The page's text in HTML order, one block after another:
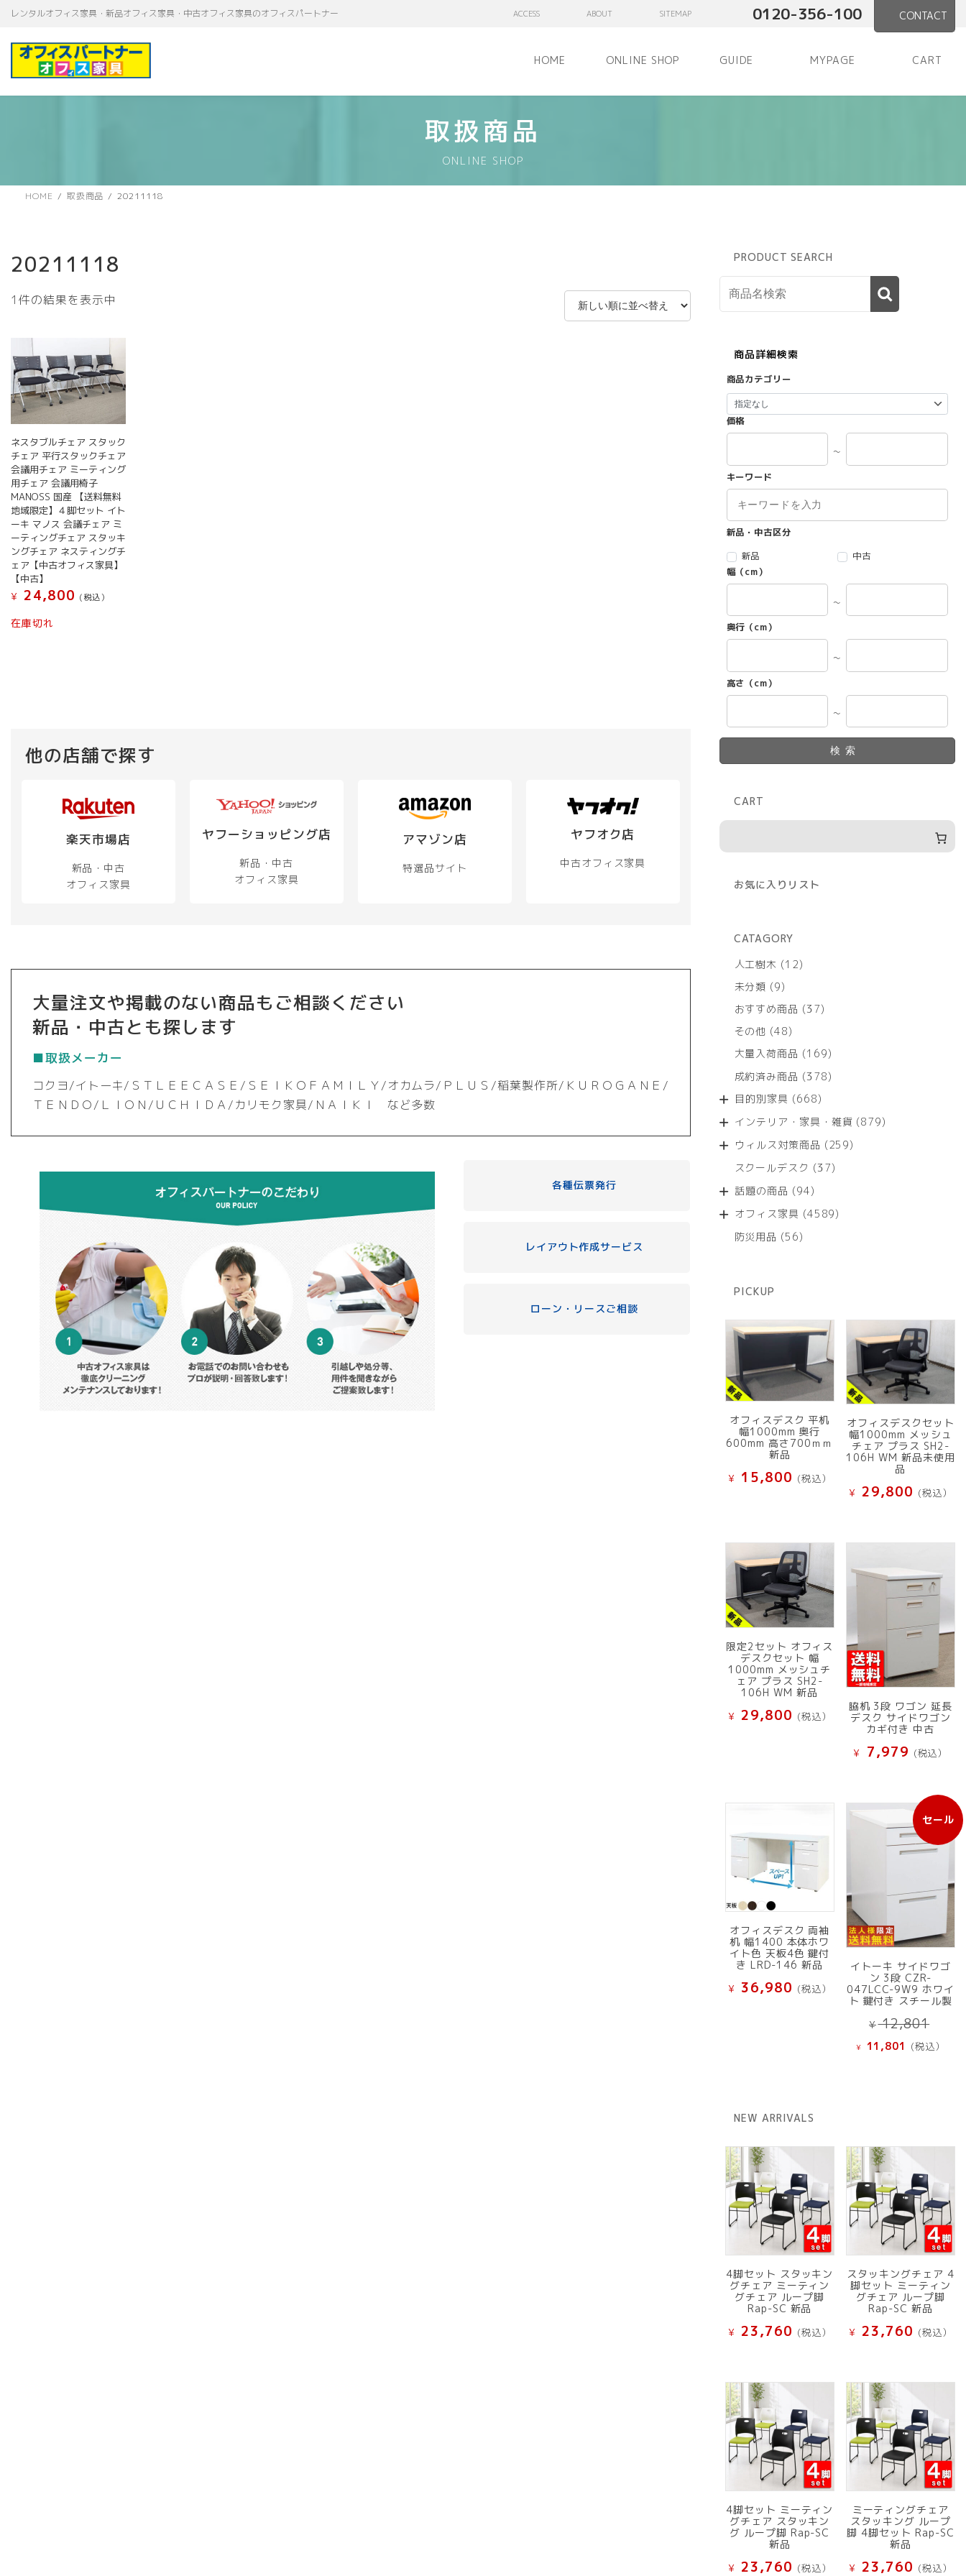
テ
ゲ
レンタルオフィス家具・新品オフィス家具・中古オフィス家具のオフィスパートナー ACCESS ABOUT SITEMAP 0120-356-100 CONTACT
HOME ONLINE SHOP GUIDE MYPAGE CART
取扱商品
ONLINE SHOP
HOME 取扱商品 20211118
20211118
1件の結果を表示中
ネスタブルチェア スタック
チェア 平行スタックチェア
会議用チェア ミーティング
用チェア 会議用椅子
MANOSS 国産 【送料無料
地域限定】４脚セット イト
ーキ マノス 会議チェア ミ
ーティングチェア スタッキ
ングチェア ネスティングチ
ェア【中古オフィス家具】
【中古】
¥ 24,800 (税込）
在庫切れ
他の店舗で探す
楽天市場店
新品・中古
オフィス家具
ヤフーショッピング店
新品・中古
オフィス家具
アマゾン店
特選品サイト
ヤフオク店
中古オフィス家具
大量注文や掲載のない商品もご相談ください
新品・中古とも探します
■取扱メーカー
コクヨ/イトーキ/ＳＴＬＥＥＣＡＳＥ/ＳＥＩＫＯＦＡＭＩＬＹ/オカムラ/ＰＬＵＳ/稲葉製作所/ＫＵＲＯＧＡＮＥ/
ＴＥＮＤＯ/ＬＩＯＮ/ＵＣＨＩＤＡ/カリモク家具/ＮＡＩＫＩ など多数
各種伝票発行
レイアウト作成サービス
ローン・リースご相談
PRODUCT SEARCH
商品詳細検索
商品カテゴリー
価格
～
キーワード
新品・中古区分
新品
中古
幅（cm）
～
奥行（cm）
～
高さ（cm）
～
検索
CART
お気に入りリスト
CATAGORY
人工樹木
1212
商
未分類 99
の
商
おすすめ商品 3737
商
その他 4848
の
商
大量入荷商品 169169
の
成約済み商品 378378
商
目的別家具 668668
の
商
インテリア・家具・雑貨 879879
ウィルス対策商品 259259
スクールデスク 3737
商
話題の商品 9494
の
オフィス家具 45894589
防災用品 5656
PICKUP
オフィスデスク 平机
幅1000mm 奥行
600mm 高さ700ｍｍ
新品
¥ 15,800 (税込）
オフィスデスクセット
幅1000mm メッシュ
チェア プラス SH2-
106H WM 新品未使用
品
¥ 29,800 (税込）
限定2セット オフィス
デスクセット 幅
1000mm メッシュチ
ェア プラス SH2-
106H WM 新品
¥ 29,800 (税込）
脇机 3段 ワゴン 延長
デスク サイドワゴン
カギ付き 中古
¥ 7,979 (税込）
オフィスデスク 両袖
机 幅1400 本体ホワ
イト色 天板4色 鍵付
き LRD-146 新品
¥ 36,980 (税込）
セール
販
売
中
品
イトーキ サイドワゴ
ン 3段 CZR-
047LCC-9W9 ホワイ
ト 鍵付き スチール製
¥12,801
の
価
¥ 11,801 現
で
す。
(税込）
NEW ARRIVALS
4脚セット スタッキン
グチェア ミーティン
グチェア ループ脚
Rap-SC 新品
¥ 23,760 (税込）
スタッキングチェア 4
脚セット ミーティン
グチェア ループ脚
Rap-SC 新品
¥ 23,760 (税込）
4脚セット ミーティン
グチェア スタッキン
グ ループ脚 Rap-SC
新品
¥ 23,760 (税込）
ミーティングチェア
スタッキング ループ
脚 4脚セット Rap-SC
新品
¥ 23,760 (税込）